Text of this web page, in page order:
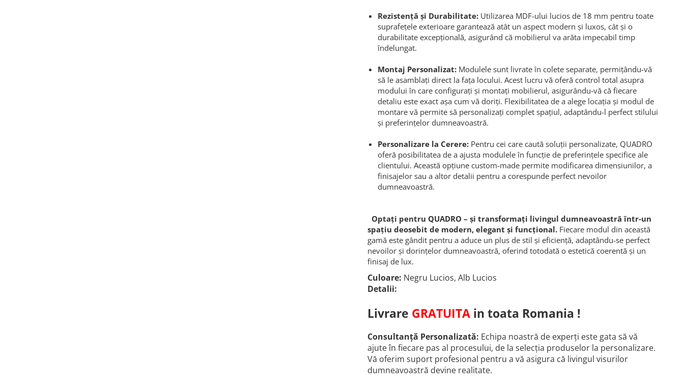
Rezistență și Durabilitate: Utilizarea MDF-ului lucios de 18 mm pentru toate
suprafețele exterioare garantează atât un aspect modern și luxos, cât și o
durabilitate excepțională, asigurând că mobilierul va arăta impecabil timp
îndelungat.
Montaj Personalizat: Modulele sunt livrate în colete separate, permițându-vă
să le asamblați direct la fața locului. Acest lucru vă oferă control total asupra
modului în care configurați și montați mobilierul, asigurându-vă că fiecare
detaliu este exact așa cum vă doriți. Flexibilitatea de a alege locația și modul de
montare vă permite să personalizați complet spațiul, adaptându-l perfect stilului
și preferințelor dumneavoastră.
Personalizare la Cerere: Pentru cei care caută soluții personalizate, QUADRO
oferă posibilitatea de a ajusta modulele în funcție de preferințele specifice ale
clientului. Această opțiune custom-made permite modificarea dimensiunilor, a
finisajelor sau a altor detalii pentru a corespunde perfect nevoilor
dumneavoastră.
Optați pentru QUADRO – și transformați livingul dumneavoastră într-un
spațiu deosebit de modern, elegant și funcțional. Fiecare modul din această
gamă este gândit pentru a aduce un plus de stil și eficiență, adaptându-se perfect
nevoilor și dorințelor dumneavoastră, oferind totodată o estetică coerentă și un
finisaj de lux.
Culoare: Negru Lucios, Alb Lucios
Detalii:
Livrare GRATUITA in toata Romania !
Consultanță Personalizată: Echipa noastră de experți este gata să vă
ajute în fiecare pas al procesului, de la selecția produselor la personalizare.
Vă oferim suport profesional pentru a vă asigura că livingul visurilor
dumneavoastră devine realitate.